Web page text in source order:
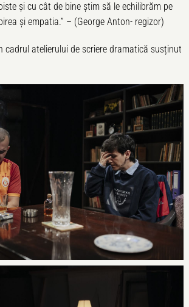
și cu cât de bine știm să le echilibrăm pe
și empatia.” – (George Anton- regizor)
cadrul atelierului de scriere dramatică susținut